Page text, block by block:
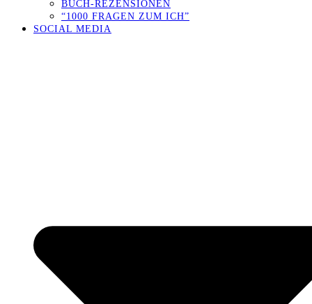
BUCH-REZENSIONEN
“1000 FRAGEN ZUM ICH”
SOCIAL MEDIA